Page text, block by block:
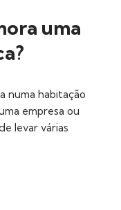
uma
numa habitação
empresa ou
levar várias